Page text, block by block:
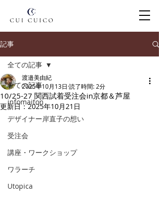
記事
全ての記事
infomaiton
デザイナー岸直子の想い
受注会
講座・ワークショップ
ワラーチ
Utopica
全ての記事
10/25-27 関西試着受注会in京都＆芦屋
渡邉美由紀
2025年10月13日 読了時間: 2分
更新日：2025年10月21日